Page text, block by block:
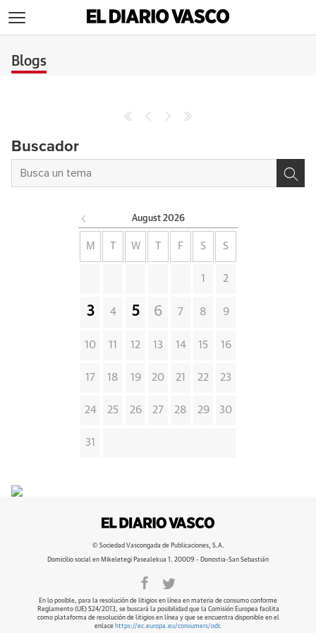
Blogs
Buscador
August 2026
M W F S S
1 2
3 4 5 6 7 8 9
10 11 12 13 14 15 16
17 18 19 20 21 22 23
24 25 26 27 28 29 30
31
© Sociedad Vascongada de Publicaciones, S.A.
Domicilio social en Mikeletegi Pasealekua 1. 20009 - Donostia-San Sebastián
En lo posible, para la resolución de litigios en línea en materia de consumo conforme
Reglamento (UE) 524/2013, se buscará la posibilidad que la Comisión Europea facilita
como plataforma de resolución de litigios en línea y que se encuentra disponible en el
enlace https://ec.europa.eu/consumers/odr.